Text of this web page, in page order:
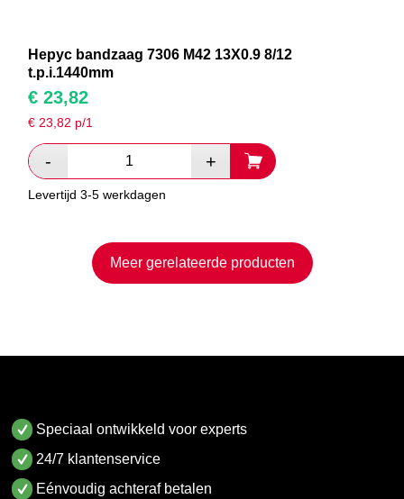
Hepyc bandzaag 7306 M42 13X0.9 8/12
t.p.i.1440mm
€ 23,82
€23,82 p/1
Levertijd 3-5 werkdagen
Meer gerelateerde producten
Speciaal ontwikkeld voor experts
24/7 klantenservice
Eénvoudig achteraf betalen